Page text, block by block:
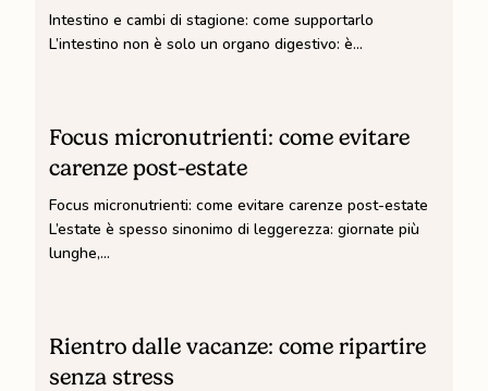
stagione:
Intestino e cambi di stagione: come supportarlo
L’intestino non è solo un organo digestivo: è…
micronutrienti:
come
carenze
post-
Focus micronutrienti: come evitare
carenze post-estate
Focus micronutrienti: come evitare carenze post-estate
L’estate è spesso sinonimo di leggerezza: giornate più
lunghe,…
dalle
vacanze:
Rientro dalle vacanze: come ripartire
senza stress